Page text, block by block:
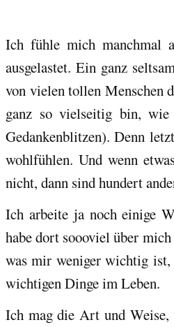
Ich fühle mich manchmal
ausgelastet. Ein ganz
von vielen tollen Menschen
ganz so vielseitig bin,
Gedankenblitzen). Denn
wohlfühlen. Und wenn
nicht, dann sind hundert
Ich arbeite ja noch einige
habe dort soooviel über
was mir weniger wichtig
wichtigen Dinge im Leben.
Ich mag die Art und Weise,